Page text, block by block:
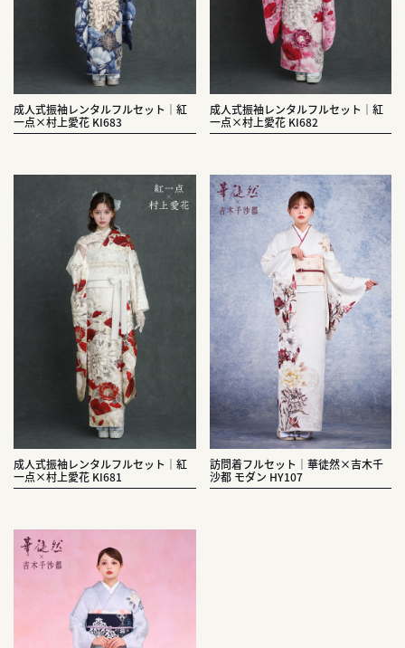
成人式振袖レンタルフルセット｜紅
一点×村上愛花 KI683
成人式振袖レンタルフルセット｜紅
一点×村上愛花 KI682
成人式振袖レンタルフルセット｜紅
一点×村上愛花 KI681
訪問着フルセット｜華徒然×吉木千
沙都 モダン HY107